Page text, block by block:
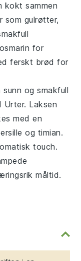
kokt sammen
som gulrøtter,
for
ferskt brød for
sunn og smakfull
Urter. Laksen
med en
og timian.
touch.
måltid.